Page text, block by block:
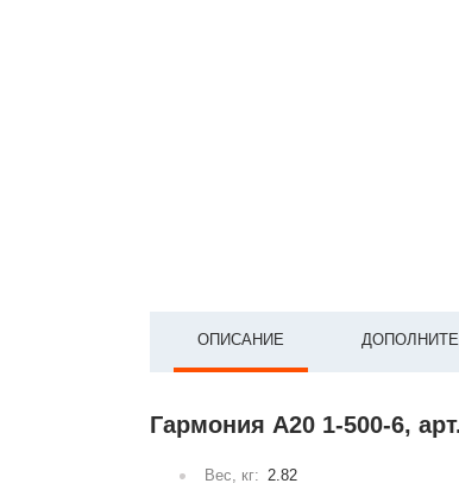
ОПИСАНИЕ
Гармония А20 1-500-6,
Вес, кг: 2.82